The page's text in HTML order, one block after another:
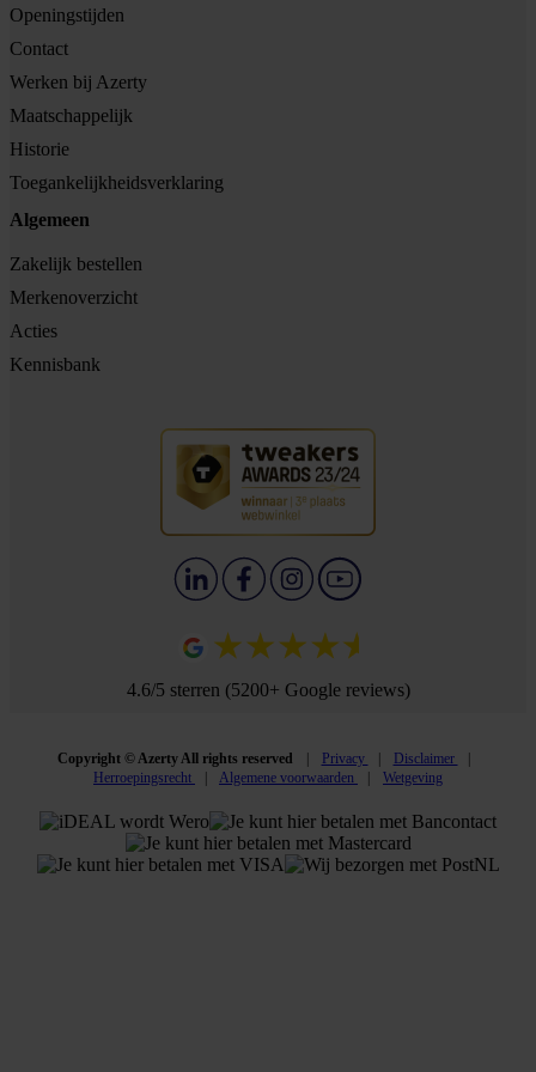
Openingstijden
Contact
Werken bij Azerty
Maatschappelijk
Historie
Toegankelijkheidsverklaring
Algemeen
Zakelijk bestellen
Merkenoverzicht
Acties
Kennisbank
4.6/5 sterren (5200+ Google reviews)
Copyright © Azerty All rights reserved Privacy
Disclaimer
Herroepingsrecht
Algemene voorwaarden Wetgeving